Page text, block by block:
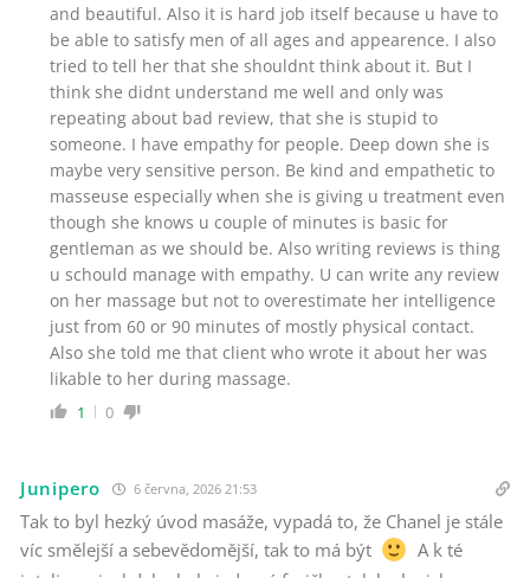
and beautiful. Also it is hard job itself because u have to
be able to satisfy men of all ages and appearence. I also
tried to tell her that she shouldnt think about it. But I
think she didnt understand me well and only was
repeating about bad review, that she is stupid to
someone. I have empathy for people. Deep down she is
maybe very sensitive person. Be kind and empathetic to
masseuse especially when she is giving u treatment even
though she knows u couple of minutes is basic for
gentleman as we should be. Also writing reviews is thing
u schould manage with empathy. U can write any review
on her massage but not to overestimate her intelligence
just from 60 or 90 minutes of mostly physical contact.
Also she told me that client who wrote it about her was
likable to her during massage.
1 0
Junipero 6 června, 2026 21:53
Tak to byl hezký úvod masáže, vypadá to, že Chanel je stále
víc smělejší a sebevědomější, tak to má být
A k té